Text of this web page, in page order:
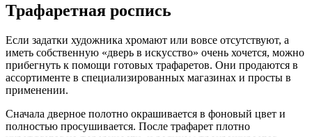
Трафаретная роспись
Если задатки художника хромают или вовсе отсутствуют, а
иметь собственную «дверь в искусство» очень хочется, можно
прибегнуть к помощи готовых трафаретов. Они продаются в
ассортименте в специализированных магазинах и просты в
применении.
Сначала дверное полотно окрашивается в фоновый цвет и
полностью просушивается. После трафарет плотно